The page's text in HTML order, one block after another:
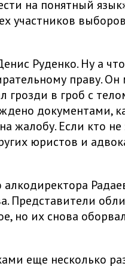
на понятный
участников
Руденко. Ну а
праву.
грозди в гроб с
документами,
жалобу. Если кто не
юристов и
Представители
но их снова
еще несколько